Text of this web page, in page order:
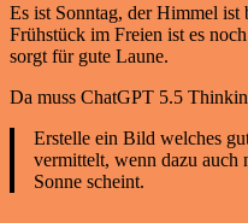
Es ist Sonntag, der Himmel ist
Frühstück im Freien ist es
sorgt für gute Laune.
Da muss ChatGPT 5.5
Erstelle ein Bild welches
vermittelt, wenn dazu auch
Sonne scheint.